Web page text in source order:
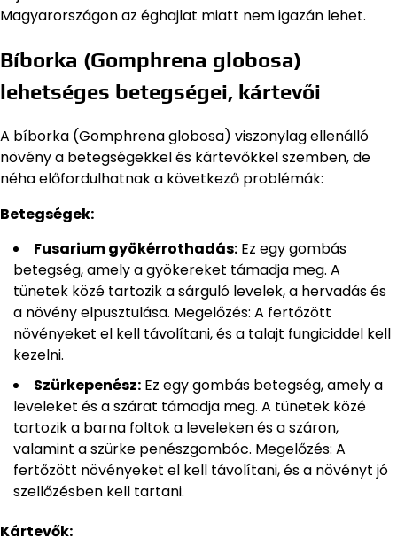
Magyarországon az éghajlat miatt nem igazán lehet.
Bíborka (Gomphrena globosa)
lehetséges betegségei, kártevői
A bíborka (Gomphrena globosa) viszonylag ellenálló
növény a betegségekkel és kártevőkkel szemben, de
néha előfordulhatnak a következő problémák:
Betegségek:
Fusarium gyökérrothadás: Ez egy gombás
betegség, amely a gyökereket támadja meg. A
tünetek közé tartozik a sárguló levelek, a hervadás és
a növény elpusztulása. Megelőzés: A fertőzött
növényeket el kell távolítani, és a talajt fungiciddel kell
kezelni.
Szürkepenész: Ez egy gombás betegség, amely a
leveleket és a szárat támadja meg. A tünetek közé
tartozik a barna foltok a leveleken és a száron,
valamint a szürke penészgombóc. Megelőzés: A
fertőzött növényeket el kell távolítani, és a növényt jó
szellőzésben kell tartani.
Kártevők: